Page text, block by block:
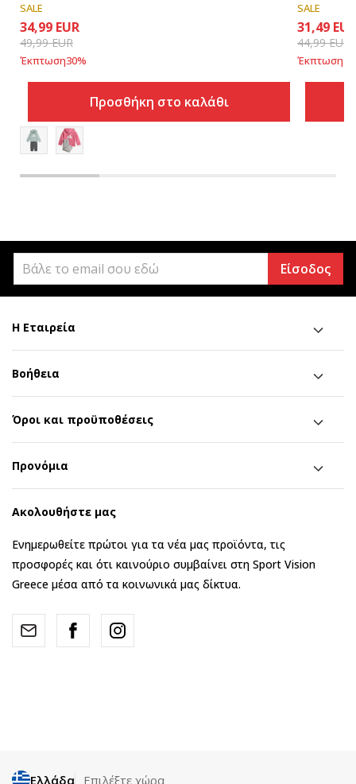
SALE
34,99 EUR
49,99EUR
Έκπτωση30%
Προσθήκη στο καλάθι
SALE
31,49 EUR
44,99EUR
Έκπτωση30
Είσοδος
Η Εταιρεία
Βοήθεια
Όροι και προϋποθέσεις
Προνόμια
Ακολουθήστε μας
Ενημερωθείτε πρώτοι για τα νέα μας προϊόντα, τις
προσφορές και ότι καινούριο συμβαίνει στη Sport Vision
Greece μέσα από τα κοινωνικά μας δίκτυα.
Ελλάδα Επιλέξτε χώρα